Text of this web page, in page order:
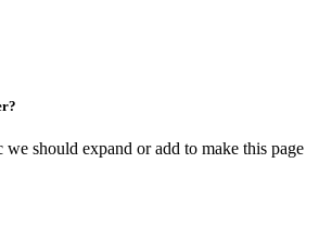
should expand or add to make this page